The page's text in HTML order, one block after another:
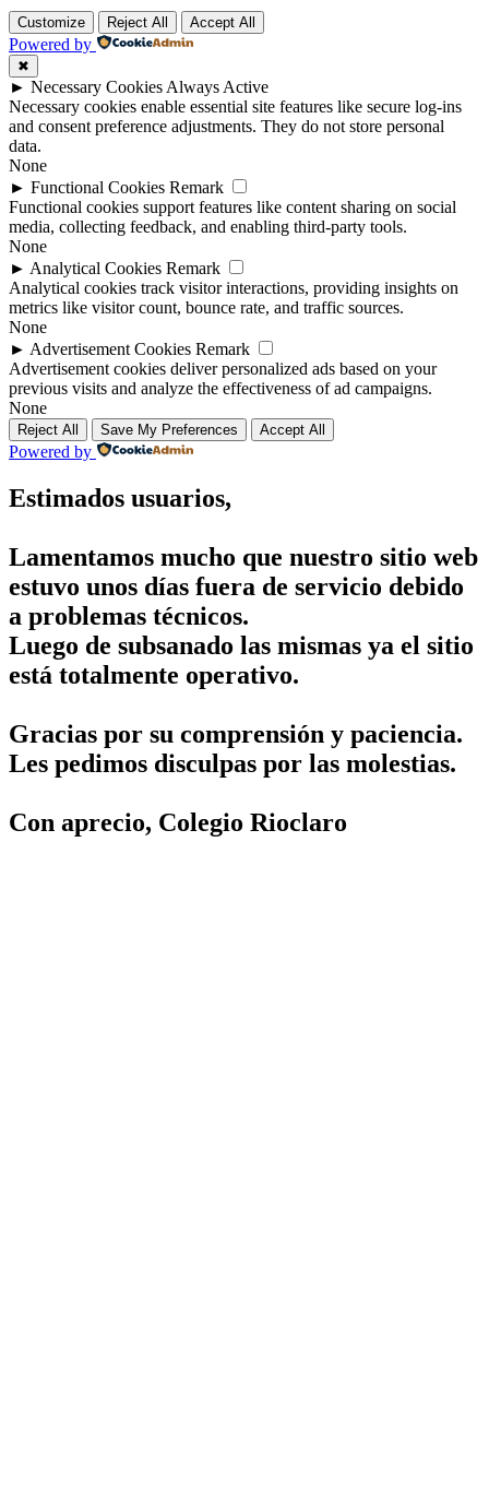
Customize Reject All Accept All
Powered by
✖
► Necessary Cookies Always Active
Necessary cookies enable essential site features like secure log-ins
and consent preference adjustments. They do not store personal
data.
None
► Functional Cookies Remark
Functional cookies support features like content sharing on social
media, collecting feedback, and enabling third-party tools.
None
► Analytical Cookies Remark
Analytical cookies track visitor interactions, providing insights on
metrics like visitor count, bounce rate, and traffic sources.
None
► Advertisement Cookies Remark
Advertisement cookies deliver personalized ads based on your
previous visits and analyze the effectiveness of ad campaigns.
None
Reject All Save My Preferences Accept All
Powered by
Estimados usuarios,
Lamentamos mucho que nuestro sitio web
estuvo unos días fuera de servicio debido
a problemas técnicos.
Luego de subsanado las mismas ya el sitio
está totalmente operativo.
Gracias por su comprensión y paciencia.
Les pedimos disculpas por las molestias.
Con aprecio, Colegio Rioclaro